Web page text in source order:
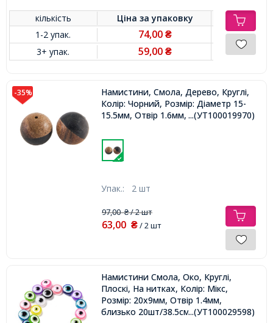
кількість Ціна заупаковку
1-2 упак.
74,00₴
3+ упак. 59,00₴
-35%
Намистини, Смола, Дерево, Круглі,
Колір: Чорний, Розмір: Діаметр 15-
15.5мм, Отвір 1.6мм, ...(УТ100019970)
Упак.: 2 шт
97,00₴/ 2 шт
63,00 ₴/ 2 шт
Намистини Смола, Око, Круглі,
Плоскі, На нитках, Колір: Мікс,
Розмір: 20х9мм, Отвір 1.4мм,
близько 20шт/38.5см/нитка,...(УТ100029598)